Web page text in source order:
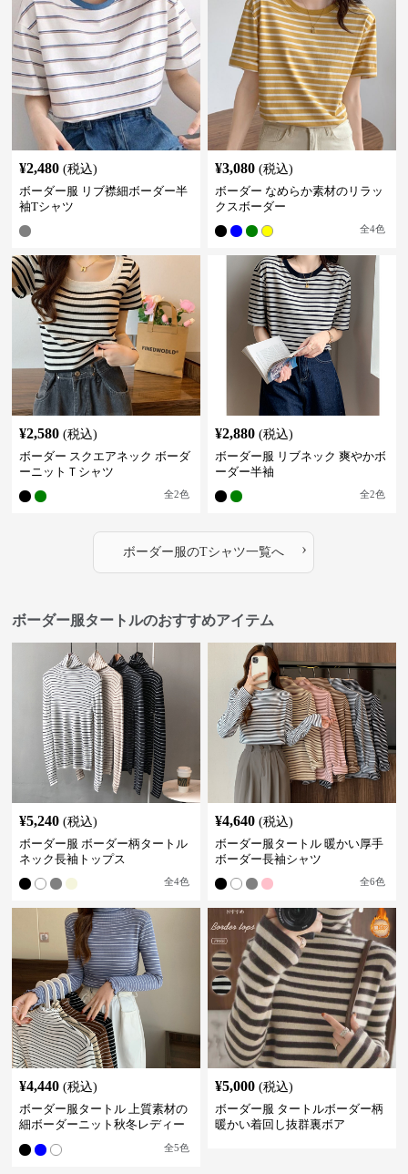
¥2,480 (税込)
ボーダー服 リブ襟細ボーダー半
袖Tシャツ
¥3,080 (税込)
ボーダー なめらか素材のリラッ
クスボーダー
全4色
¥2,580 (税込)
ボーダー スクエアネック ボーダ
ーニットＴシャツ
全2色
¥2,880 (税込)
ボーダー服 リブネック 爽やかボ
ーダー半袖
全2色
ボーダー服のTシャツ一覧へ ›
ボーダー服タートルのおすすめアイテム
¥5,240 (税込)
ボーダー服 ボーダー柄タートル
ネック長袖トップス
全4色
¥4,640 (税込)
ボーダー服タートル 暖かい厚手
ボーダー長袖シャツ
全6色
¥4,440 (税込)
ボーダー服タートル 上質素材の
細ボーダーニット秋冬レディー
全5色
¥5,000 (税込)
ボーダー服 タートルボーダー柄
暖かい着回し抜群裏ボア